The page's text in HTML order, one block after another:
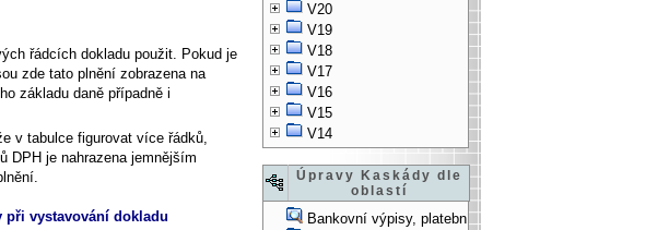
V20
V19
V18
V17
V16
V15
V14
Úpravy Kaskády dle
oblastí
Bankovní výpisy, platební příkazy - vyřešené úpravy
řádcích dokladu použit. Pokud je
zde tato plnění zobrazena na
základu daně případně i
v tabulce figurovat více řádků,
DPH je nahrazena jemnějším
vystavování dokladu